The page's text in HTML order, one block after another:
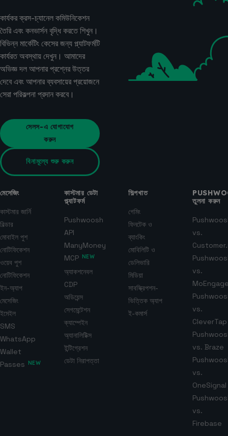
কার্যকর ক্রস-চ্যানেল কমিউনিকেশন
তৈরি এবং কনভার্সন বৃদ্ধি করতে শিখুন।
বিভিন্ন মার্কেটিং কেসের জন্য প্ল্যাটফর্মটি
কার্যরত অবস্থায় দেখুন। আমাদের
অভিজ্ঞ দল আপনার প্রশ্নের উত্তর
দেবে এবং আপনার ব্যবসায়ের প্রয়োজনে
সেরা পরিকল্পনা প্রদান করবে।
সেলস-এ যোগাযোগ
করুন
বিনামূল্যে শুরু করুন
মেসেজিং
কাস্টমার জার্নি
বিল্ডার
মোবাইল পুশ
নোটিফিকেশন
ওয়েব পুশ
নোটিফিকেশন
ইন-অ্যাপ
মেসেজিং
ইমেইল
SMS
WhatsApp
Wallet
Passes
NEW
কাস্টমার ডেটা
প্ল্যাটফর্ম
Pushwoosh
API
ManyMoney
MCP NEW
অ্যাকশনেবল
CDP
অডিয়েন্স
সেগমেন্টেশন
ক্যাম্পেইন
অ্যানালিটিক্স
ইন্টিগ্রেশন
ডেটা নিরাপত্তা
শিল্পখাত
গেমিং
ফিনটেক ও
ব্যাংকিং
মোবিলিটি ও
ডেলিভারি
মিডিয়া
সাবস্ক্রিপশন-
ভিত্তিক অ্যাপ
ই-কমার্স
তুলনা করুন
vs.
vs.
vs.
CleverTap
vs. Braze
vs.
OneSignal
vs.
Firebase